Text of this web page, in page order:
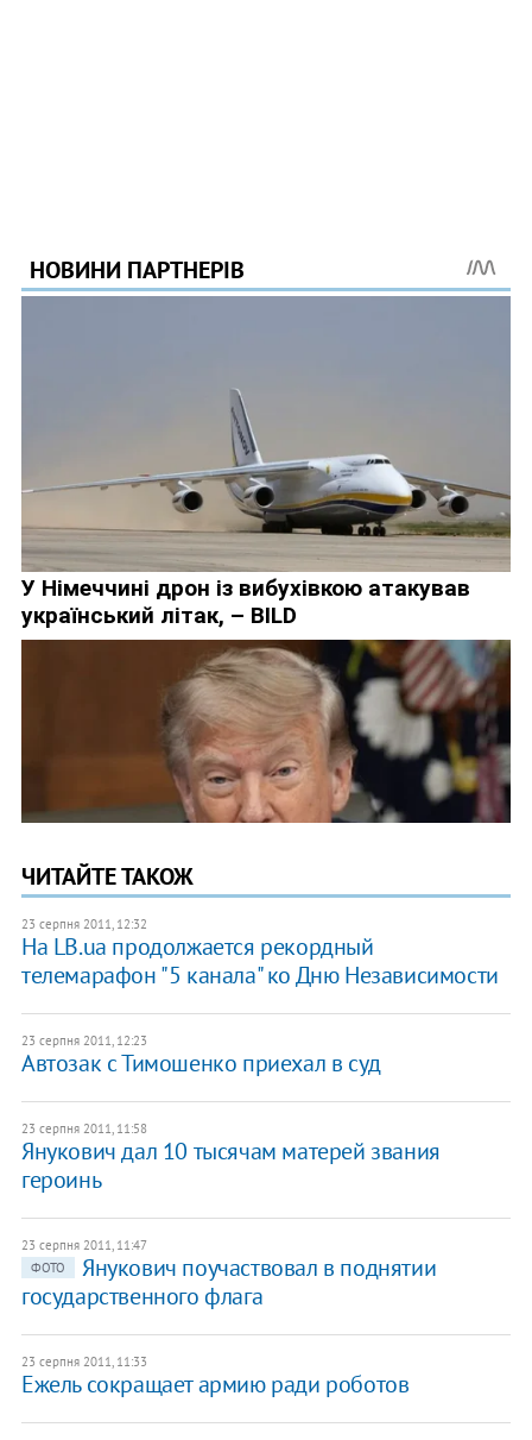
ЧИТАЙТЕ ТАКОЖ
23 серпня 2011, 12:32
На LB.ua продолжается рекордный
телемарафон "5 канала" ко Дню Независимости
23 серпня 2011, 12:23
Автозак с Тимошенко приехал в суд
23 серпня 2011, 11:58
Янукович дал 10 тысячам матерей звания
героинь
23 серпня 2011, 11:47
ФОТО
Янукович поучаствовал в поднятии
государственного флага
23 серпня 2011, 11:33
Ежель сокращает армию ради роботов